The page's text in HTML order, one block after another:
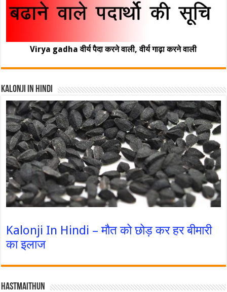
Virya gadha वीर्य पैदा करने वाली, वीर्य गाढ़ा करने वाली
Kalonji In Hindi
Kalonji In Hindi – मौत को छोड़ कर हर बीमारी
का इलाज
Hastmaithun